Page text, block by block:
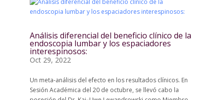
Análisis diferencial del beneficio clínico de la
endoscopia lumbar y los espaciadores
interespinosos:
Oct 29, 2022
Un meta-análisis del efecto en los resultados clínicos. En
Sesión Académica del 20 de octubre, se llevó cabo la